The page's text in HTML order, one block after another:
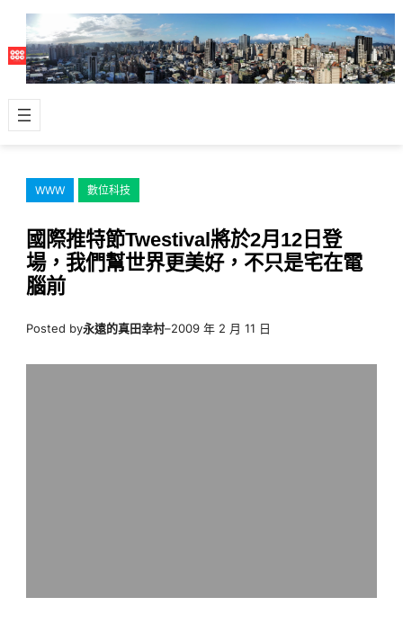
主
容
WWW 數位科技
國際推特節Twestival將於2月12日登
場，我們幫世界更美好，不只是宅在電
腦前
Posted by永遠的真田幸村–2009 年 2 月 11 日